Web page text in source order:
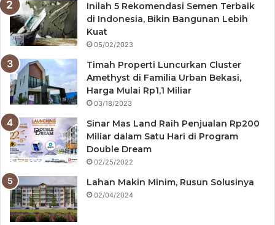
Inilah 5 Rekomendasi Semen Terbaik
di Indonesia, Bikin Bangunan Lebih
Kuat
05/02/2023
Timah Properti Luncurkan Cluster
Amethyst di Familia Urban Bekasi,
Harga Mulai Rp1,1 Miliar
03/18/2023
Sinar Mas Land Raih Penjualan Rp200
Miliar dalam Satu Hari di Program
Double Dream
02/25/2022
Lahan Makin Minim, Rusun Solusinya
02/04/2024